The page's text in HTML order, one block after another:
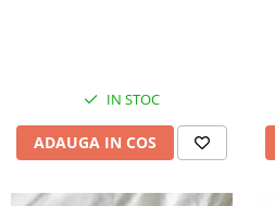
IN STOC
ADAUGA IN COS